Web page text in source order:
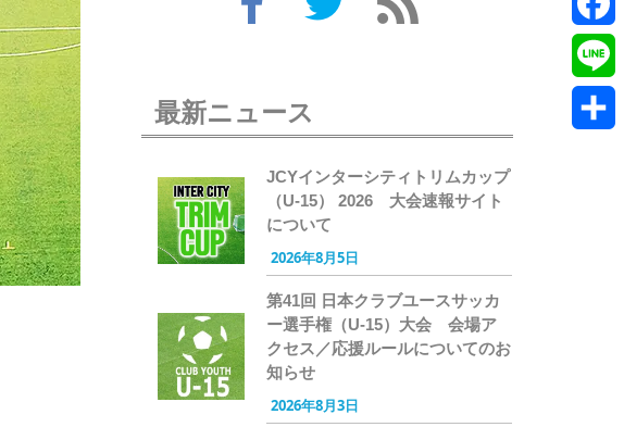
最新ニュース
JCYインターシティトリムカップ
（U-15） 2026 大会速報サイト
について
2026年8月5日
第41回 日本クラブユースサッカ
ー選手権（U-15）大会 会場ア
クセス／応援ルールについてのお
知らせ
2026年8月3日
Line